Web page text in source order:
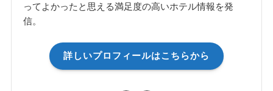
ってよかったと思える満足度の高いホテル情報を発
信。
詳しいプロフィールはこちらから